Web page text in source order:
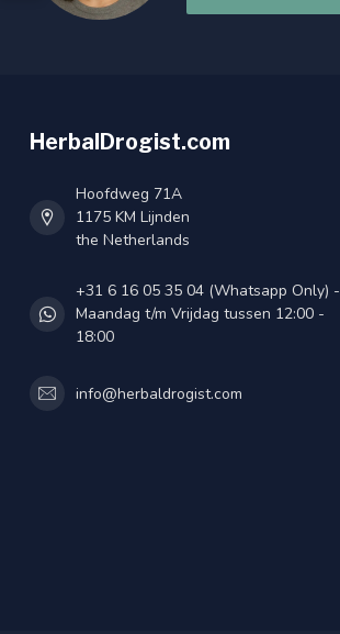
HerbalDrogist.com
Hoofdweg 71A
1175 KM Lijnden
the Netherlands
+31 6 16 05 35 04 (Whatsapp Only) -
Maandag t/m Vrijdag tussen 12:00 -
18:00
info@herbaldrogist.com